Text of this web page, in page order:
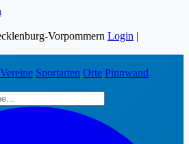
Vorpommern Login |
Vereine Sportarten Orte Pinnwand